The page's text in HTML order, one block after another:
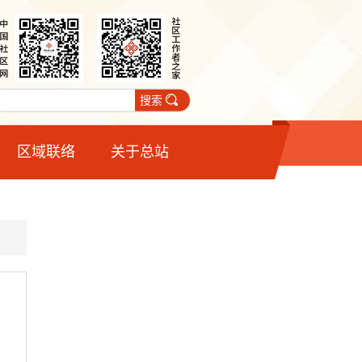
搜索
区域联络 关于总站